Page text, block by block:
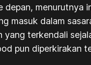
depan, menurutnya
masuk dalam
yang terkendali
pun diperkirakan